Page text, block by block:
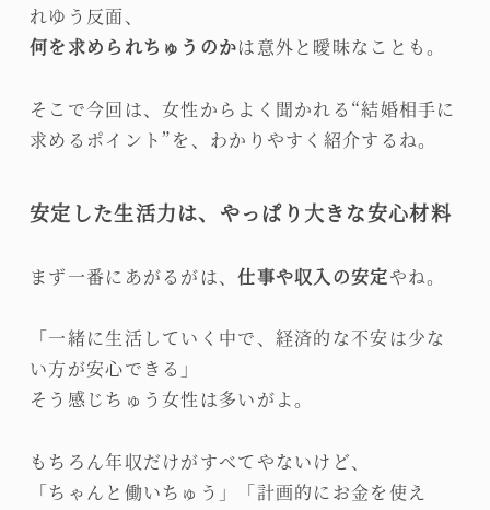
れゆう反面、
何を求められちゅうのかは意外と曖昧なことも。
そこで今回は、女性からよく聞かれる“結婚相手に
求めるポイント”を、わかりやすく紹介するね。
安定した生活力は、やっぱり大きな安心材料
まず一番にあがるがは、仕事や収入の安定やね。
「一緒に生活していく中で、経済的な不安は少な
い方が安心できる」
そう感じちゅう女性は多いがよ。
もちろん年収だけがすべてやないけど、
「ちゃんと働いちゅう」「計画的にお金を使え